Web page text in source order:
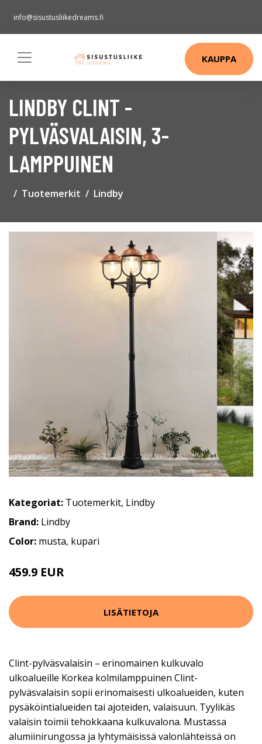
info@sisustusliikedreams.fi
KAUPPA
LINDBY CLINT -
PYLVÄSVALAISIN, 3-
LAMPPUINEN
Tuotemerkit Lindby
Kategoriat: Tuotemerkit, Lindby
Brand: Lindby
Color: musta, kupari
459.9 EUR
LISÄTIETOJA
Clint-pylväsvalaisin – erinomainen kulkuvalo
ulkoalueille Korkea kolmilamppuinen Clint-
pylväsvalaisin sopii erinomaisesti ulkoalueiden, kuten
pysäköintialueiden tai ajoteiden, valaisuun. Tyylikäs
valaisin toimii tehokkaana kulkuvalona. Mustassa
alumiinirungossa ja lyhtymäisissä valonlähteissä on